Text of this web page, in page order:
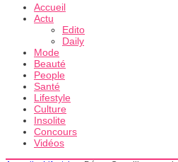
Accueil
Actu
Edito
Daily
Mode
Beauté
People
Santé
Lifestyle
Culture
Insolite
Concours
Vidéos